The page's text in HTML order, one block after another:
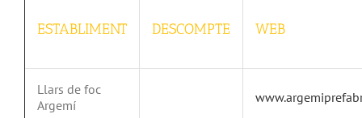
ESTABLIMENT DESCOMPTE WEB
Llars de foc
Argemí